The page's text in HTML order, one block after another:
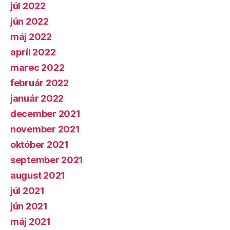
júl 2022
jún 2022
máj 2022
apríl 2022
marec 2022
február 2022
január 2022
december 2021
november 2021
október 2021
september 2021
august 2021
júl 2021
jún 2021
máj 2021